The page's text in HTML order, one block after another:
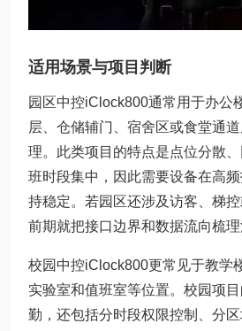
适用场景与项目判断
园区中控iClock800通常用于办公
层、仓储辅门、宿舍区或食堂通
理。此类项目的特点是点位分散
班时段集中，因此需要设备在高
持稳定。若园区还涉及访客、梯
前期就把接口边界和数据流向梳理
校园中控iClock800更常见于教学
实验室和值班室等位置。校园项
勤，还包括分时段权限控制、分区